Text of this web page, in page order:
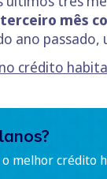
terceiro mês
ano
crédito
melhor crédito